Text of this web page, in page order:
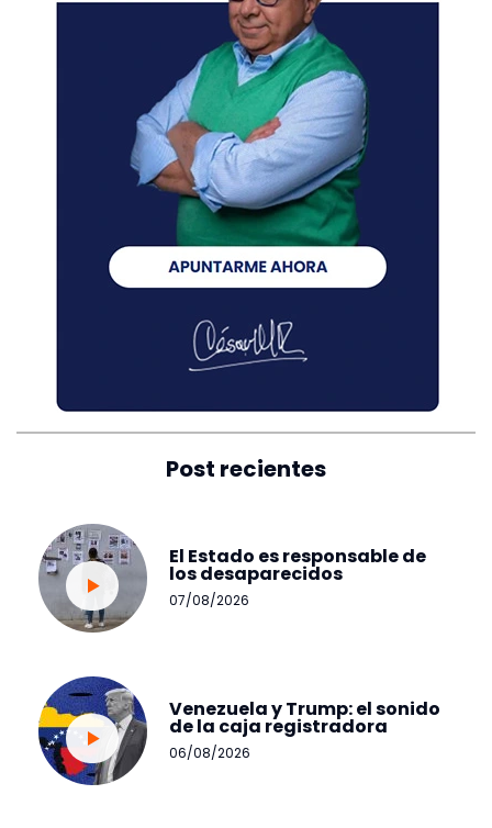
Post recientes
El Estado es responsable de
los desaparecidos
07/08/2026
Venezuela y Trump: el sonido
de la caja registradora
06/08/2026